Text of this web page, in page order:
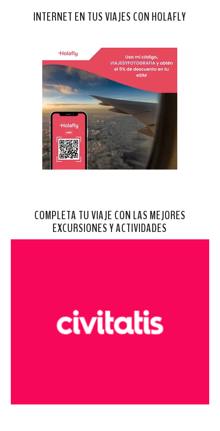
INTERNET EN TUS VIAJES CON HOLAFLY
COMPLETA TU VIAJE CON LAS MEJORES
EXCURSIONES Y ACTIVIDADES